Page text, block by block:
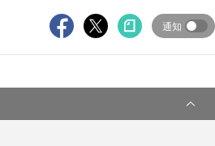
通知